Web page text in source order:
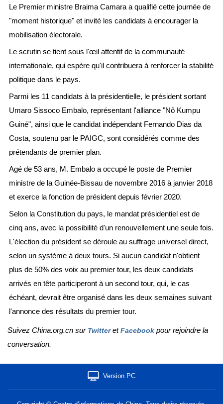
Le Premier ministre Braima Camara a qualifié cette journée de
"moment historique" et invité les candidats à encourager la
mobilisation électorale.
Le scrutin se tient sous l'œil attentif de la communauté
internationale, qui espère qu'il contribuera à renforcer la stabilité
politique dans le pays.
Parmi les 11 candidats à la présidentielle, le président sortant
Umaro Sissoco Embalo, représentant l'alliance "Nô Kumpu
Guiné", ainsi que le candidat indépendant Fernando Dias da
Costa, soutenu par le PAIGC, sont considérés comme des
prétendants de premier plan.
Agé de 53 ans, M. Embalo a occupé le poste de Premier
ministre de la Guinée-Bissau de novembre 2016 à janvier 2018
et exerce la fonction de président depuis février 2020.
Selon la Constitution du pays, le mandat présidentiel est de
cinq ans, avec la possibilité d'un renouvellement une seule fois.
L'élection du président se déroule au suffrage universel direct,
selon un système à deux tours. Si aucun candidat n'obtient
plus de 50% des voix au premier tour, les deux candidats
arrivés en tête participeront à un second tour, qui, le cas
échéant, devrait être organisé dans les deux semaines suivant
l'annonce des résultats du premier tour.
Suivez China.org.cn sur Twitter etFacebook pour rejoindre la
conversation.
Version PC